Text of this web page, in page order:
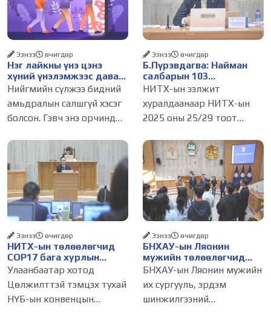
Нэг лайкны үнэ цэнэ
хүний үнэлэмжээс давах
болсон уу?
Ээнээ өчигдѳр
Нийгмийн сүлжээ бидний
амьдралын салшгүй хэсэг
болсон. Гэвч энэ орчинд
амжилт, тэр ч байтугай
хүний үнэ цэнийг хүртэл
лайк, шэйр, дагагчийн
тоогоор хэмжих хандлага
газар авч
Б.Пүрэвдагва: Найман
салбарын 103
үйлчилгээний
бүртгэлийг цуцалснаар
бизнес эрхлэхэд таатай
нөхцөл бүрдэнэ
Ээнээ өчигдѳр
НИТХ-ын ээлжит
хуралдаанаар НИТХ-ын
2025 оны 25/29 тоот
журмын зарим хэсгийг
хүчингүй болгож,
зөвшөөрлийн шинжтэй
103 бүртгэлээс нийслэлийн
бизнес эрхлэгчдийг
НИТХ-ын төлөөлөгчид
COP17 бага хурлын
бэлтгэл ажлын талаар
мэдээлэл сонслоо
Ээнээ өчигдѳр
Улаанбаатар хотод
Цөлжилттэй тэмцэх тухай
НҮБ-ын конвенцын
БНХАУ-ын Ляонин
мужийн төлөөлөгчид
НИТХ-ын үйл
танилцлаа
Ээнээ өчигдѳр
БНХАУ-ын Ляонин мужийн
их сургууль, эрдэм
шинжилгээний